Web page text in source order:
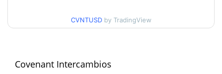
Mínimo/máximo en 90
$0,000052823277 /
Mínimo/máximo en 52
CVNTUSD by TradingView
Covenant Intercambios